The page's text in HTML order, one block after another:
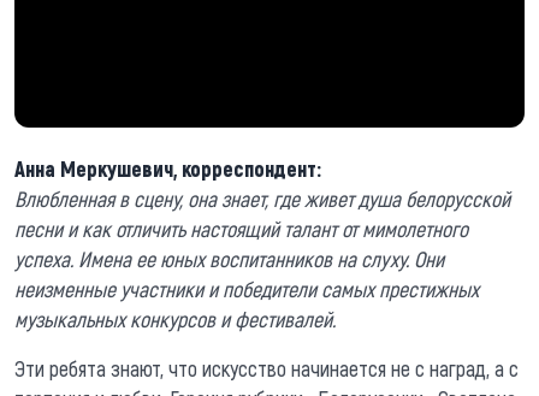
Анна Меркушевич, корреспондент:
Влюбленная в сцену, она знает, где живет душа белорусской
песни и как отличить настоящий талант от мимолетного
успеха. Имена ее юных воспитанников на слуху. Они
неизменные участники и победители самых престижных
музыкальных конкурсов и фестивалей.
Эти ребята знают, что искусство начинается не с наград, а с